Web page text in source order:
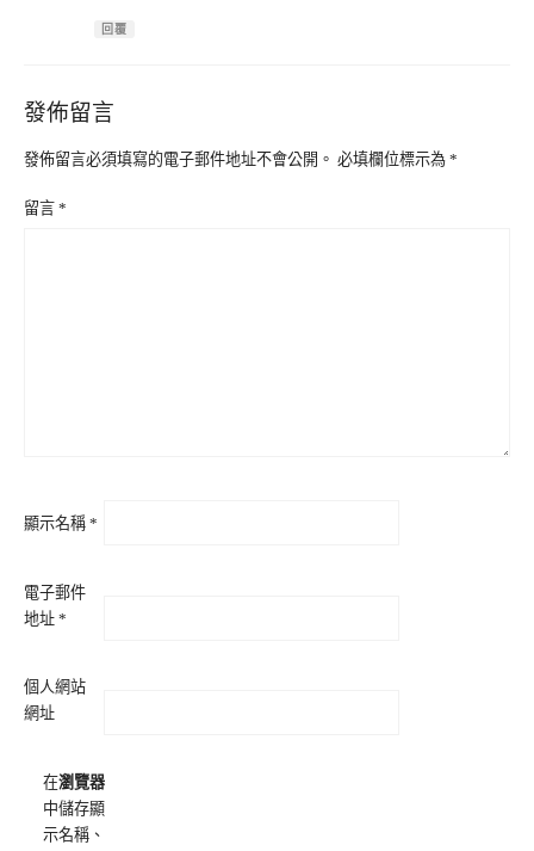
回覆
發佈留言
發佈留言必須填寫的電子郵件地址不會公開。 必填欄位標示為 *
留言 *
顯示名稱 *
電子郵件
地址 *
個人網站
網址
在瀏覽器
中儲存顯
示名稱、